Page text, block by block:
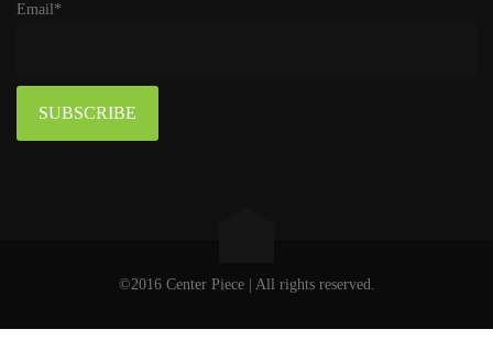
Email*
©2016 Center Piece | All rights reserved.